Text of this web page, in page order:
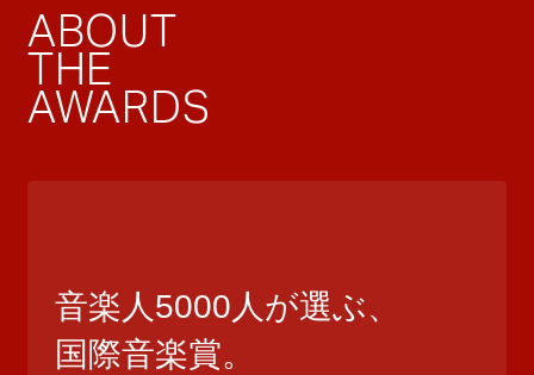
ABOUT
THE
AWARDS
音楽人5000人が選ぶ、
国際音楽賞。